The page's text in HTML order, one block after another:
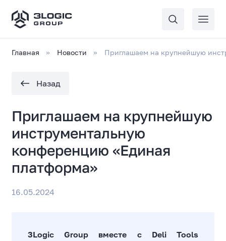
Главная Новости Приглашаем на крупнейшую
Назад
Приглашаем на крупнейшую
инструментальную
конференцию «Единая
платформа»
16.05.2024
3Logic Group вместе с Deli Tools